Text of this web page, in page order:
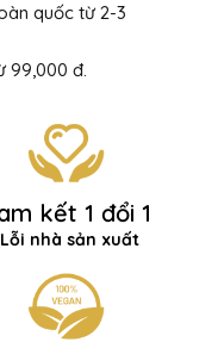
quốc từ 2-3
99,000 đ.
kết 1 đổi 1
Lỗi nhà sản xuất